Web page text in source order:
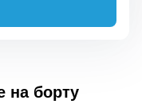
на борту